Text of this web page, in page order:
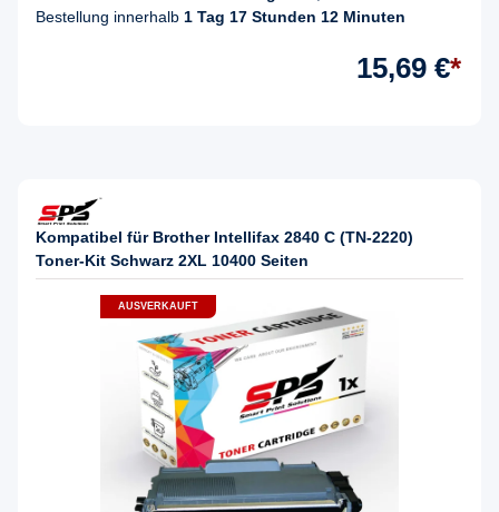
Bestellung innerhalb 1 Tag 17 Stunden 12 Minuten
15,69 €*
Kompatibel für Brother Intellifax 2840 C (TN-2220)
Toner-Kit Schwarz 2XL 10400 Seiten
AUSVERKAUFT